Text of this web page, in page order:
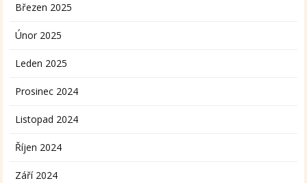
Březen 2025
Únor 2025
Leden 2025
Prosinec 2024
Listopad 2024
Říjen 2024
Září 2024